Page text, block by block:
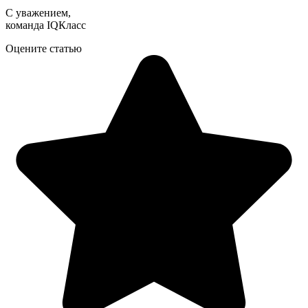
С уважением,
команда IQКласс
Оцените статью